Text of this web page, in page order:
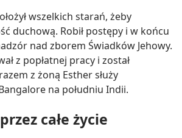
wszelkich starań, żeby
duchową. Robił postępy i w końcu
nad zborem Świadków Jehowy.
z popłatnej pracy i został
z żoną Esther służy
na południu Indii.
całe życie